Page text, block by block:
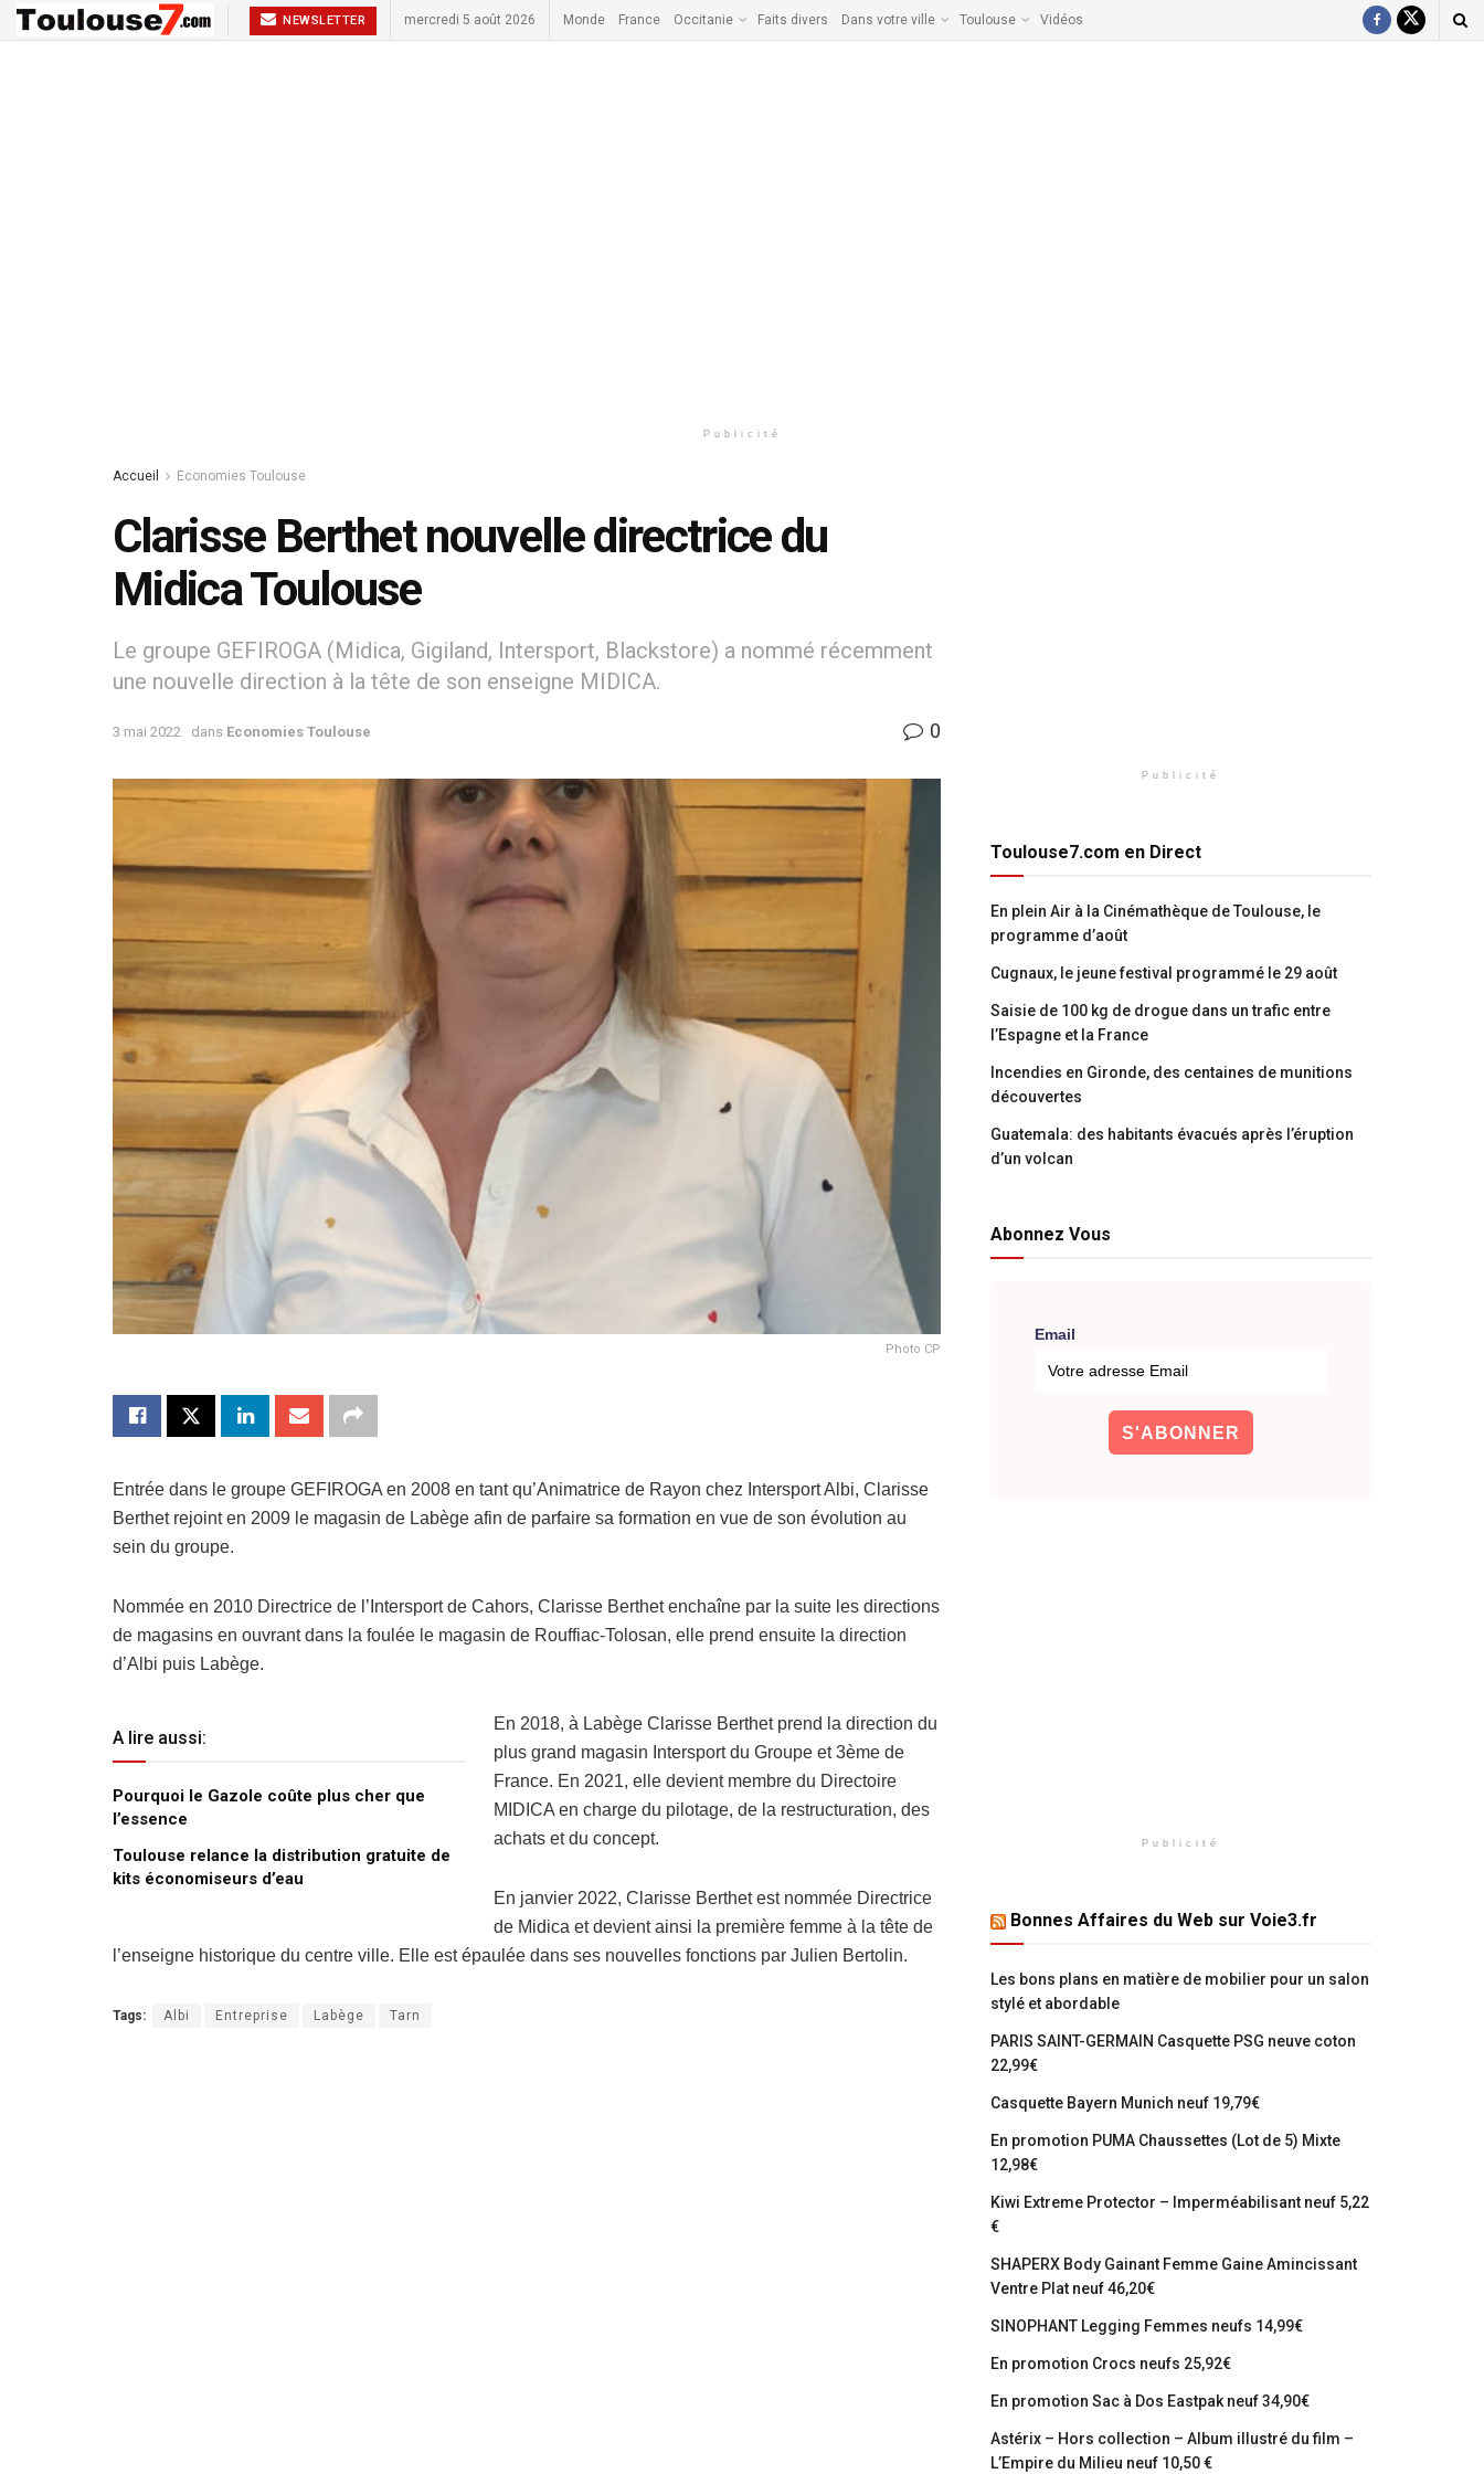
NEWSLETTER mercredi 5 août 2026 Monde France Occitanie Faits divers Dans votre ville Toulouse Vidéos
Publicité
Accueil Economies Toulouse
Clarisse Berthet nouvelle directrice du
Midica Toulouse
Le groupe GEFIROGA (Midica, Gigiland, Intersport, Blackstore) a nommé récemment
une nouvelle direction à la tête de son enseigne MIDICA.
3 mai 2022 dans Economies Toulouse 0
Photo CP
Entrée dans le groupe GEFIROGA en 2008 en tant qu’Animatrice de Rayon chez Intersport Albi, Clarisse
Berthet rejoint en 2009 le magasin de Labège afin de parfaire sa formation en vue de son évolution au
sein du groupe.
Nommée en 2010 Directrice de l’Intersport de Cahors, Clarisse Berthet enchaîne par la suite les directions
de magasins en ouvrant dans la foulée le magasin de Rouffiac-Tolosan, elle prend ensuite la direction
d’Albi puis Labège.
A lire aussi:
Pourquoi le Gazole coûte plus cher que
l’essence
Toulouse relance la distribution gratuite de
kits économiseurs d’eau
En 2018, à Labège Clarisse Berthet prend la direction du
plus grand magasin Intersport du Groupe et 3ème de
France. En 2021, elle devient membre du Directoire
MIDICA en charge du pilotage, de la restructuration, des
achats et du concept.
En janvier 2022, Clarisse Berthet est nommée Directrice
de Midica et devient ainsi la première femme à la tête de
l’enseigne historique du centre ville. Elle est épaulée dans ses nouvelles fonctions par Julien Bertolin.
Tags: Albi Entreprise Labège Tarn
Publicité
Toulouse7.com en Direct
En plein Air à la Cinémathèque de Toulouse, le
programme d’août
Cugnaux, le jeune festival programmé le 29 août
Saisie de 100 kg de drogue dans un trafic entre
l’Espagne et la France
Incendies en Gironde, des centaines de munitions
découvertes
Guatemala: des habitants évacués après l’éruption
d’un volcan
Abonnez Vous
Email
Publicité
Bonnes Affaires du Web sur Voie3.fr
Les bons plans en matière de mobilier pour un salon
stylé et abordable
PARIS SAINT-GERMAIN Casquette PSG neuve coton
22,99€
Casquette Bayern Munich neuf 19,79€
En promotion PUMA Chaussettes (Lot de 5) Mixte
12,98€
Kiwi Extreme Protector – Imperméabilisant neuf 5,22
€
SHAPERX Body Gainant Femme Gaine Amincissant
Ventre Plat neuf 46,20€
SINOPHANT Legging Femmes neufs 14,99€
En promotion Crocs neufs 25,92€
En promotion Sac à Dos Eastpak neuf 34,90€
Astérix – Hors collection – Album illustré du film –
L’Empire du Milieu neuf 10,50 €